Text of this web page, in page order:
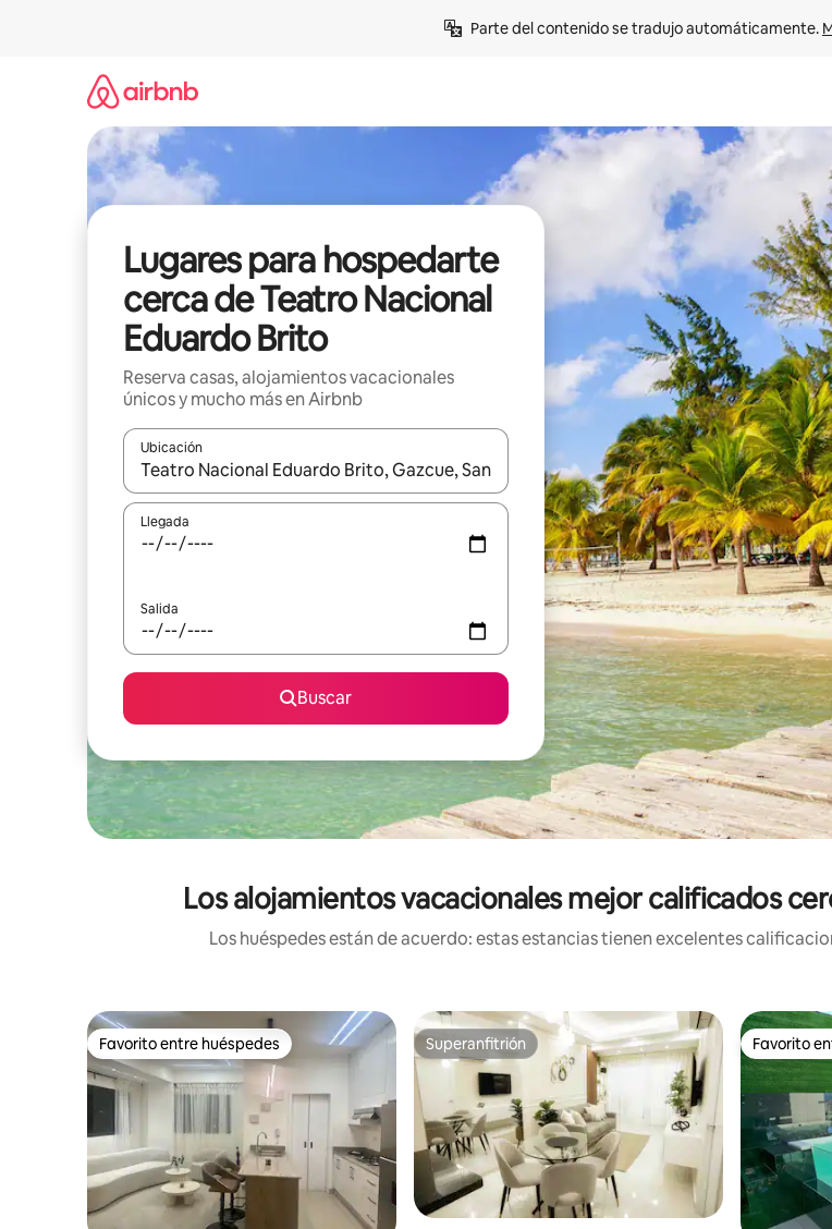
Parte del contenido se tradujo automáticamente.
Lugares para hospedarte
cerca de Teatro Nacional
Eduardo Brito
Reserva casas, alojamientos vacacionales
únicos y mucho más en Airbnb
Ubicación
Cuando los resultados estén disponibles, podrás navegar usando las teclas de las flechas hacia
Llegada
Salida
Buscar
Los alojamientos vacacionales mejor calificados
Los huéspedes están de acuerdo: estas estancias tienen excelentes
Favorito entre huéspedes
Favorito entre huéspedes Superanfitrión
Superanfitrión Favorito
Favorito